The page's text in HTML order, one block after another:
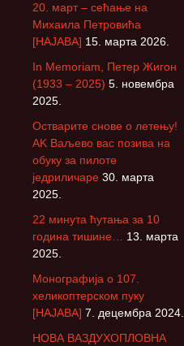
20. март – сећање на
Михаила Петровића
[НАЈАВА] 15. марта 2026.
In Memoriam, Петер Жигон
(1933 – 2025) 5. новембра
2025.
Остварите снове о летењу!
АK Ваљево вас позива на
обуку за пилоте
једриличаре 30. марта
2025.
22 минута ћутања за 10
година тишине… 13. марта
2025.
Монографија о 107.
хеликоптерском пуку
[НАЈАВА] 7. децембра 2024.
НОВА ВАЗДУХОПЛОВНА